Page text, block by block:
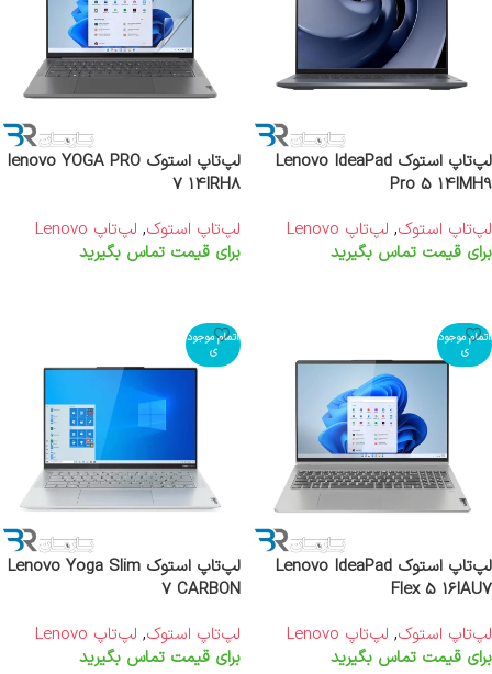
لپ‌تاپ استوک Lenovo IdeaPad
Pro 5 14IMH9
لپ‌تاپ استوک, لپ‌تاپ Lenovo
برای قیمت تماس بگیرید
لپ‌تاپ استوک lenovo YOGA PRO
7 14IRH8
لپ‌تاپ استوک, لپ‌تاپ Lenovo
برای قیمت تماس بگیرید
اتمام موجود
ی
لپ‌تاپ استوک Lenovo IdeaPad
Flex 5 16IAU7
لپ‌تاپ استوک, لپ‌تاپ Lenovo
برای قیمت تماس بگیرید
اتمام موجود
ی
لپ‌تاپ استوک Lenovo Yoga Slim
7 CARBON
لپ‌تاپ استوک, لپ‌تاپ Lenovo
برای قیمت تماس بگیرید